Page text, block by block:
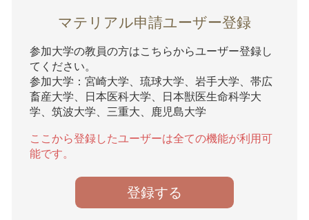
マテリアル申請ユーザー登録
参加大学の教員の方はこちらからユーザー登録し
てください。
参加大学：宮崎大学、琉球大学、岩手大学、帯広
畜産大学、日本医科大学、日本獣医生命科学大
学、筑波大学、三重大、鹿児島大学
ここから登録したユーザーは全ての機能が利用可
能です。
登録する